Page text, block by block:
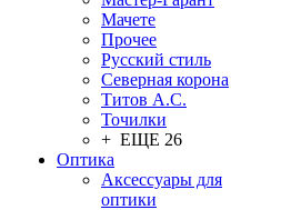
Мачете
Прочее
Русский стиль
Северная корона
Титов А.С.
Точилки
+ ЕЩЕ 26
Оптика
Аксессуары для
оптики